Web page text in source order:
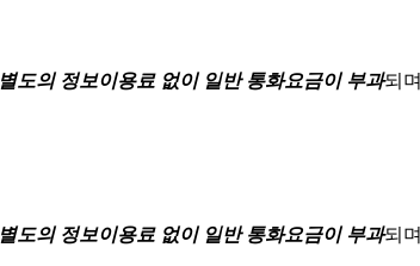
별도의 정보이용료 없이 일반 통화요금이 부과되며
별도의 정보이용료 없이 일반 통화요금이 부과되며